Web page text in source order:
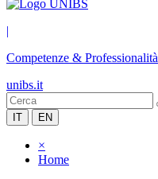
|
Competenze & Professionalità
unibs.it
IT EN
×
Home